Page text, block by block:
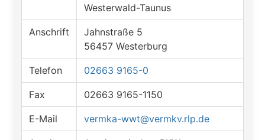
Westerwald-Taunus
Anschrift
Jahnstraße 5
56457 Westerburg
Telefon 02663 9165-0
Fax 02663 9165-1150
E-Mail vermka-wwt@vermkv.rlp.de